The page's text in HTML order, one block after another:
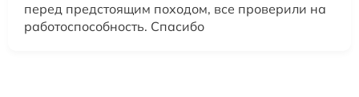
перед предстоящим походом, все проверили на
работоспособность. Спасибо